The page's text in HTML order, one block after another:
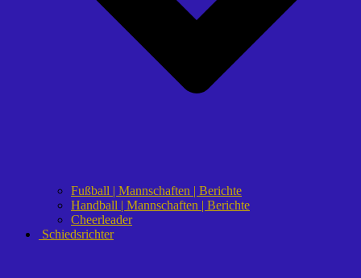
Fußball | Mannschaften | Berichte
Handball | Mannschaften | Berichte
Cheerleader
Schiedsrichter